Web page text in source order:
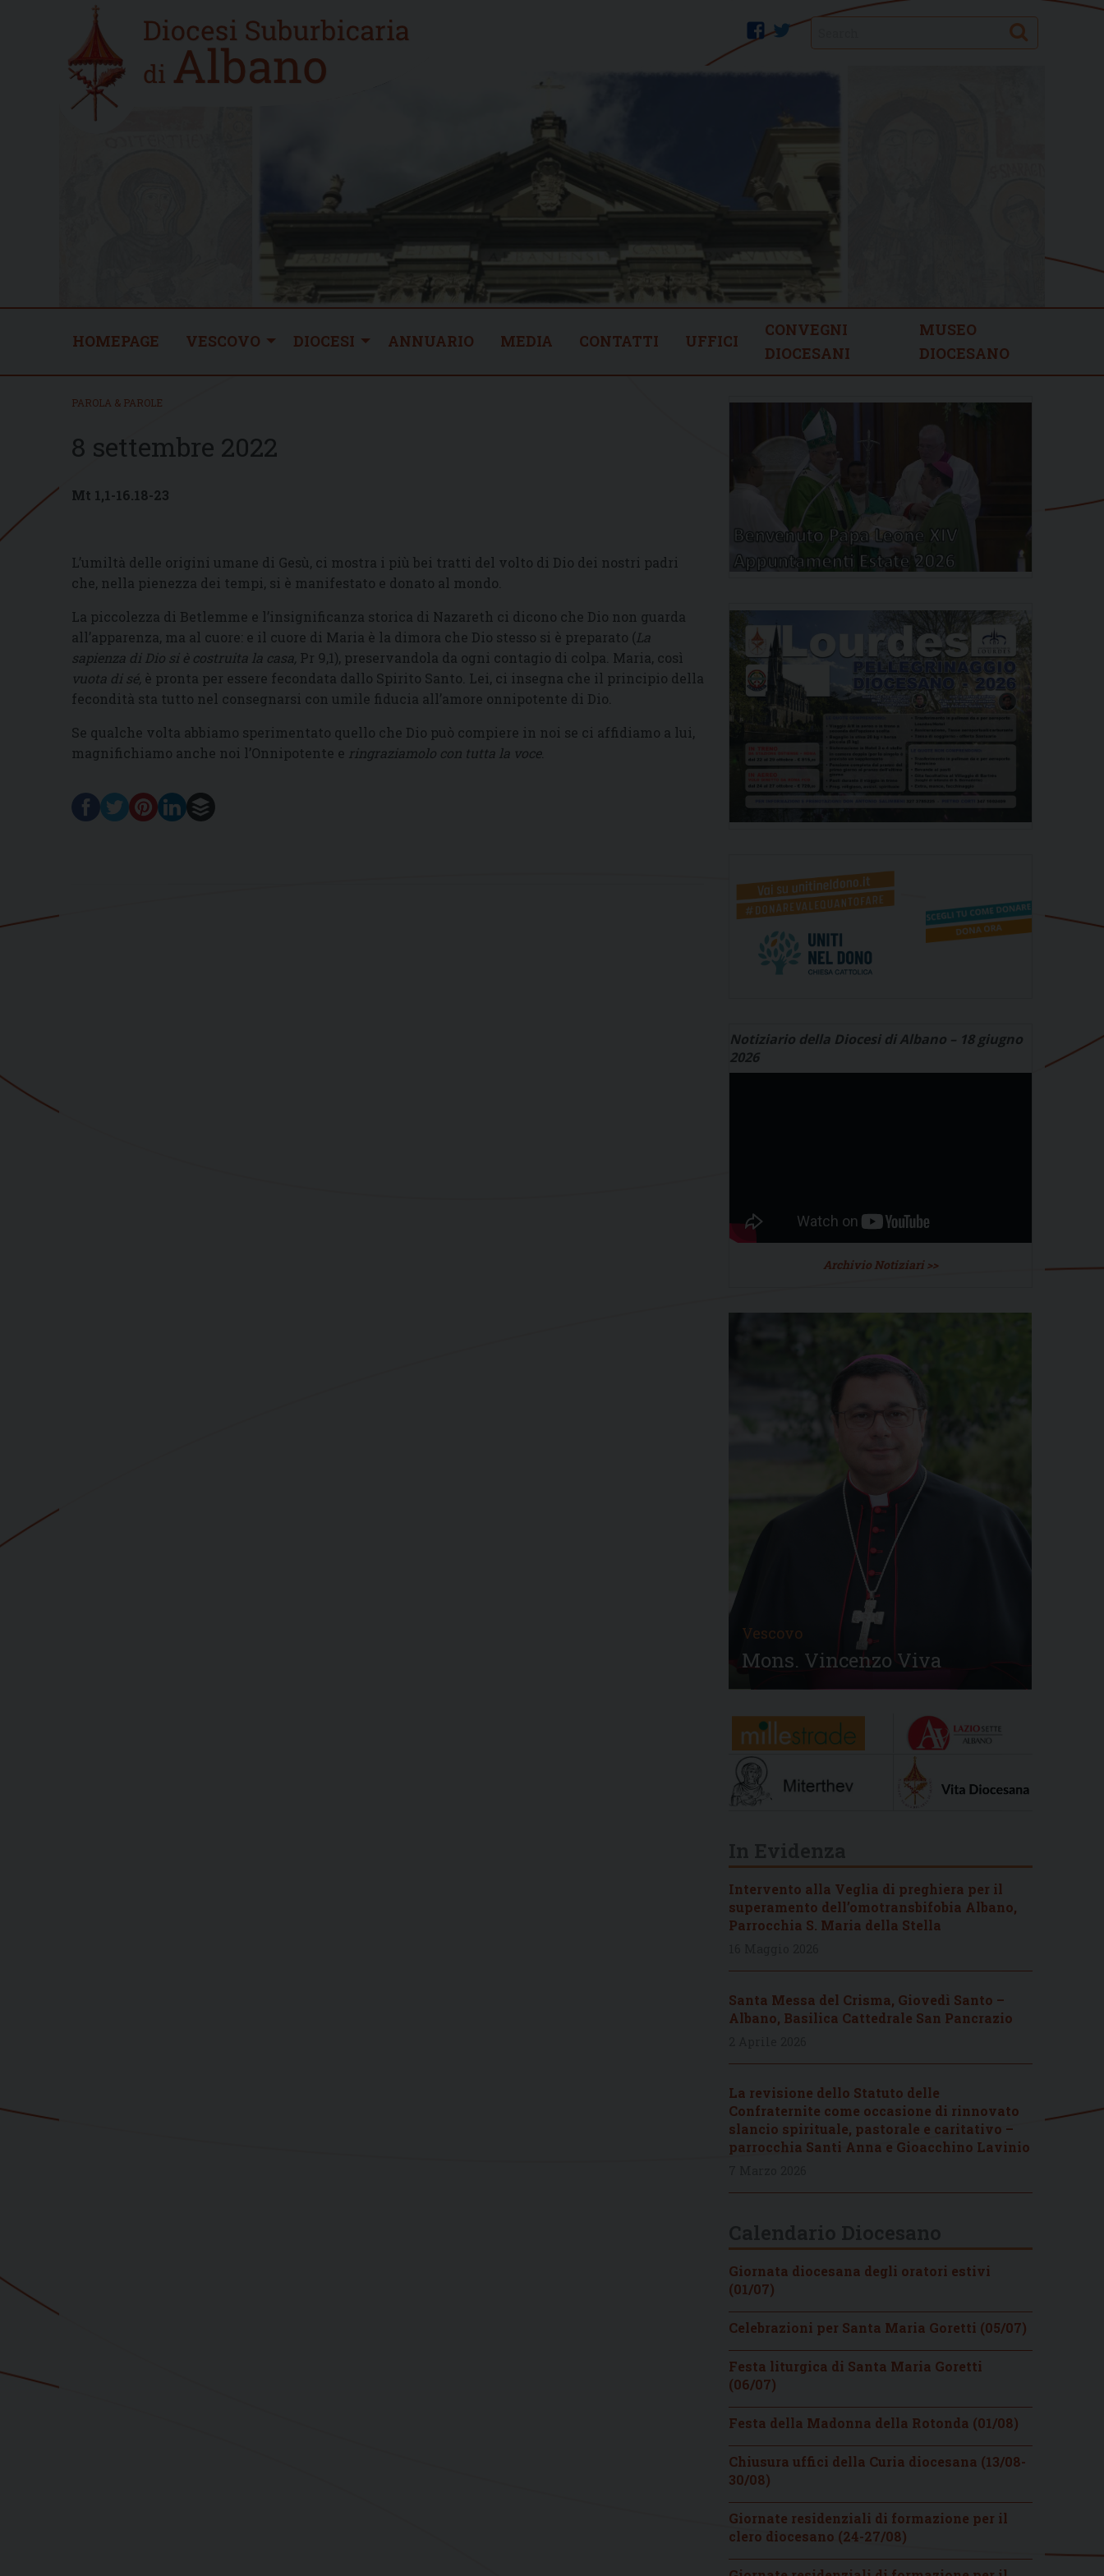
Home
new
twitter
facebook Search
HOMEPAGE VESCOVO DIOCESI ANNUARIO MEDIA CONTATTI UFFICI
CONVEGNI
DIOCESANI
MUSEO
DIOCESANO
PAROLA & PAROLE
8 settembre 2022
Mt 1,1-16.18-23
L’umiltà delle origini umane di Gesù, ci mostra i più bei tratti del volto di Dio dei nostri padri
che, nella pienezza dei tempi, si è manifestato e donato al mondo.
La piccolezza di Betlemme e l’insignificanza storica di Nazareth ci dicono che Dio non guarda
all’apparenza, ma al cuore: e il cuore di Maria è la dimora che Dio stesso si è preparato (La
sapienza di Dio si è costruita la casa, Pr 9,1), preservandola da ogni contagio di colpa. Maria, così
vuota di sé, è pronta per essere fecondata dallo Spirito Santo. Lei, ci insegna che il principio della
fecondità sta tutto nel consegnarsi con umile fiducia all’amore onnipotente di Dio.
Se qualche volta abbiamo sperimentato quello che Dio può compiere in noi se ci affidiamo a lui,
magnifichiamo anche noi l’Onnipotente e ringraziamolo con tutta la voce.
Notiziario della Diocesi di Albano – 18 giugno
2026
Archivio Notiziari >>
Vescovo
Mons. Vincenzo Viva
Intervento alla Veglia di preghiera per il
superamento dell’omotransbifobia Albano,
Parrocchia S. Maria della Stella
Santa Messa del Crisma, Giovedì Santo –
Albano, Basilica Cattedrale San Pancrazio
La revisione dello Statuto delle
Confraternite come occasione di rinnovato
slancio spirituale, pastorale e caritativo –
parrocchia Santi Anna e Gioacchino Lavinio
Giornata diocesana degli oratori estivi
(01/07)
Celebrazioni per Santa Maria Goretti (05/07)
Festa liturgica di Santa Maria Goretti
(06/07)
Festa della Madonna della Rotonda (01/08)
Chiusura uffici della Curia diocesana (13/08-
30/08)
Giornate residenziali di formazione per il
clero diocesano (24-27/08)